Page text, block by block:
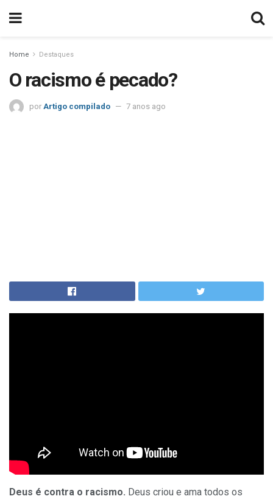
Home Destaques
O racismo é pecado?
por Artigo compilado 7 anos ago
Deus é contra o racismo. Deus criou e ama todos os